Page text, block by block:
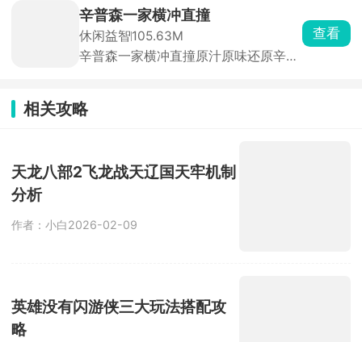
去探索其中的奥秘。快来加入这场刺激
的挑战，看看你能否凭借智慧与策略，
在这座拥挤的城市中称霸一方！
到判定线的瞬间点击屏幕完成击打，精
准敲击即可积累分数、推进曲目演奏。
除此之外，游戏还搭载了完整的闯关养
成体系与实时PK竞技两大核心系统。满
辛普森一家横冲直撞
休闲益智105.63M
辛普森一家横冲直撞原汁原味还原辛普
角色，在春田镇三大片区自由探索，驾
驶数十种风格迥异的载具，每辆车拥有
集多重机制。
查看
相关攻略
天龙八部2飞龙战天辽国天牢机制
分析
作者：小白2026-02-09
英雄没有闪游侠三大玩法搭配攻
略